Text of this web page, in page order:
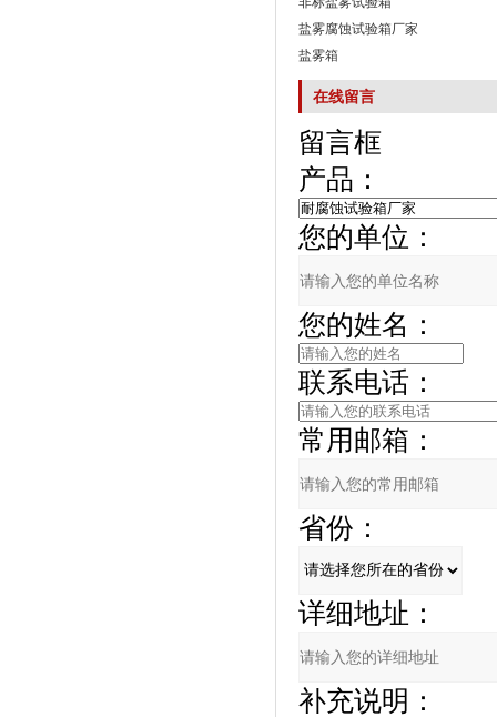
盐雾腐蚀试验箱厂家
盐雾箱
在线留言
留言框
产品：
您的单位：
您的姓名：
联系电话：
常用邮箱：
省份：
详细地址：
补充说明：